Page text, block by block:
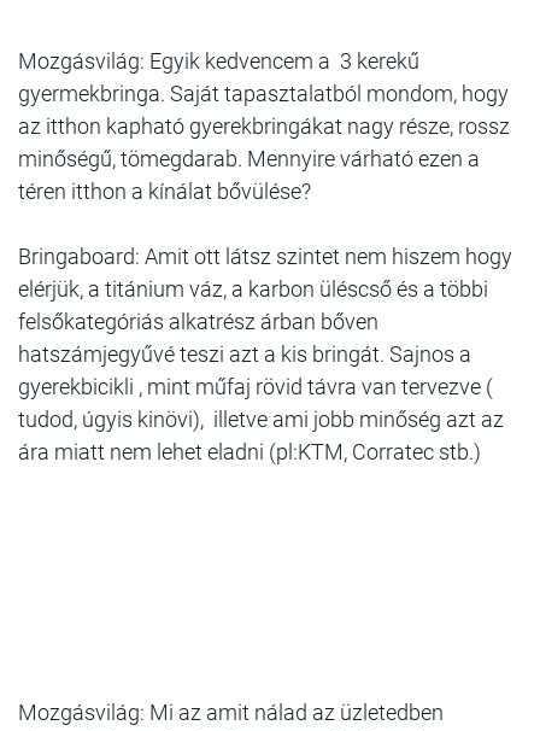
Mozgásvilág: Egyik kedvencem a 3 kerekű
gyermekbringa. Saját tapasztalatból mondom, hogy
az itthon kapható gyerekbringákat nagy része, rossz
minőségű, tömegdarab. Mennyire várható ezen a
téren itthon a kínálat bővülése?
Bringaboard: Amit ott látsz szintet nem hiszem hogy
elérjük, a titánium váz, a karbon üléscső és a többi
felsőkategóriás alkatrész árban bőven
hatszámjegyűvé teszi azt a kis bringát. Sajnos a
gyerekbicikli , mint műfaj rövid távra van tervezve (
tudod, úgyis kinövi), illetve ami jobb minőség azt az
ára miatt nem lehet eladni (pl:KTM, Corratec stb.)
Mozgásvilág: Mi az amit nálad az üzletedben